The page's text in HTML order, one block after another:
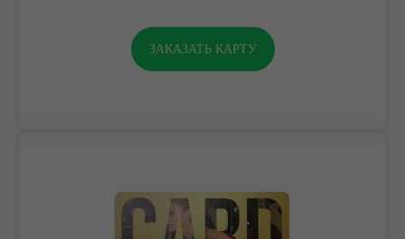
ЗАКАЗАТЬ КАРТУ